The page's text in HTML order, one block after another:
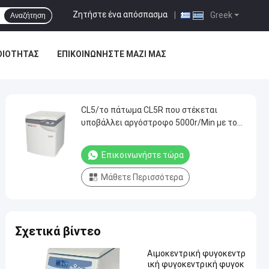
Greek
Ζητήστε ένα απόσπασμα
Αναζήτηση
ΕΠΙΚΟΙΝΩΝΉΣΤΕ ΜΑΖΊ ΜΑΣ
CL5/το πάτωμα CL5R που στέκεται
υποβάλλει αργόστροφο 5000r/Min με το
Επικοινωνήστε τώρα
Μάθετε Περισσότερα
Σχετικά βίντεο
Αιμοκεντρική φυγοκεντρ
ική φυγοκεντρική φυγοκ